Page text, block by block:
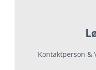
Kontaktperson &